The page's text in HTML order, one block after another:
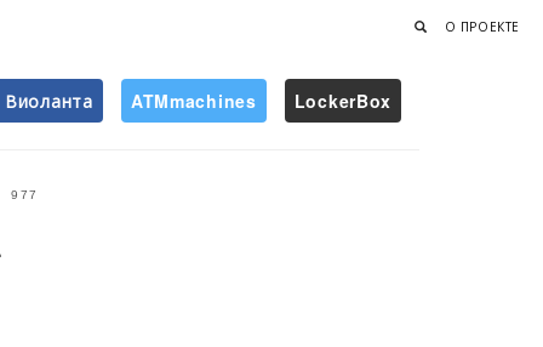
О ПРОЕКТЕ
Виоланта ATMmachines LockerBox
977